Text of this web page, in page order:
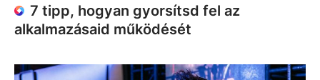
7 tipp, hogyan gyorsítsd fel az
alkalmazásaid működését